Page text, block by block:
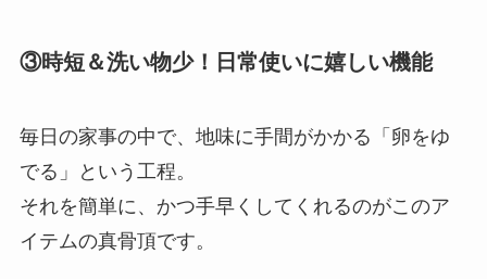
③時短＆洗い物少！日常使いに嬉しい機能
毎日の家事の中で、地味に手間がかかる「卵をゆ
でる」という工程。
それを簡単に、かつ手早くしてくれるのがこのア
イテムの真骨頂です。